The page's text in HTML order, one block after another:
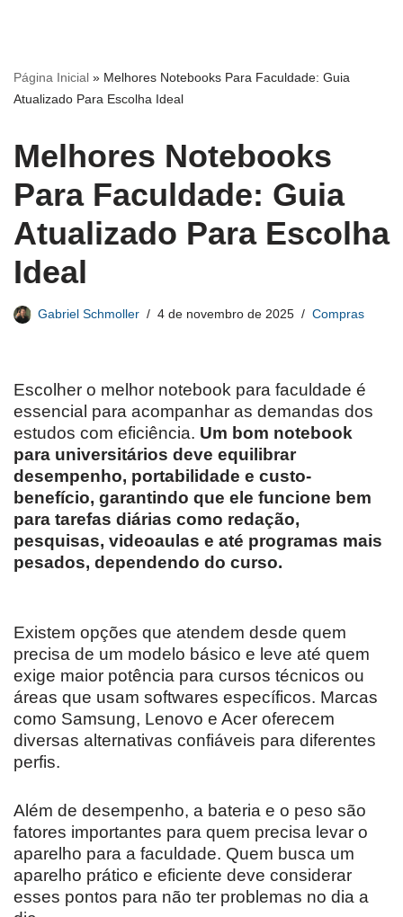
Página Inicial » Melhores Notebooks Para Faculdade: Guia
Atualizado Para Escolha Ideal
Melhores Notebooks
Para Faculdade: Guia
Atualizado Para Escolha
Ideal
Gabriel Schmoller 4 de novembro de 2025 Compras
Escolher o melhor notebook para faculdade é
essencial para acompanhar as demandas dos
estudos com eficiência. Um bom notebook
para universitários deve equilibrar
desempenho, portabilidade e custo-
benefício, garantindo que ele funcione bem
para tarefas diárias como redação,
pesquisas, videoaulas e até programas mais
pesados, dependendo do curso.
Existem opções que atendem desde quem
precisa de um modelo básico e leve até quem
exige maior potência para cursos técnicos ou
áreas que usam softwares específicos. Marcas
como Samsung, Lenovo e Acer oferecem
diversas alternativas confiáveis para diferentes
perfis.
Além de desempenho, a bateria e o peso são
fatores importantes para quem precisa levar o
aparelho para a faculdade. Quem busca um
aparelho prático e eficiente deve considerar
esses pontos para não ter problemas no dia a